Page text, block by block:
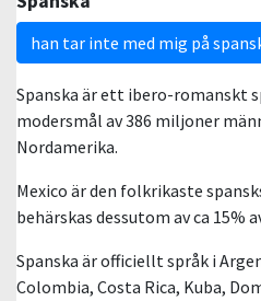
han tar inte med mig på
Spanska är ett ibero-romanskt
modersmål av 386 miljoner
Nordamerika.
Mexico är den folkrikaste
behärskas dessutom av ca 15%
Spanska är officiellt språk i
Colombia, Costa Rica, Kuba,